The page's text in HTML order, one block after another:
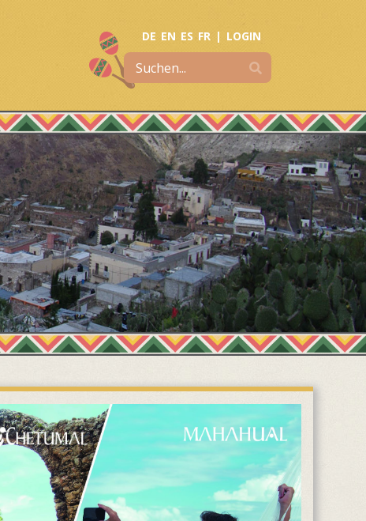
DE EN ES FR | LOGIN